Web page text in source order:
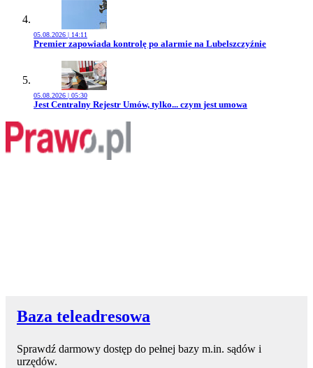
05.08.2026 | 14:11
Przejdź do artykułu:
Premier zapowiada kontrolę po alarmie na Lubelszczyźnie
05.08.2026 | 05:30
Przejdź do artykułu:
Jest Centralny Rejestr Umów, tylko... czym jest umowa
Baza teleadresowa
Sprawdź darmowy dostęp do pełnej bazy m.in. sądów i
urzędów.